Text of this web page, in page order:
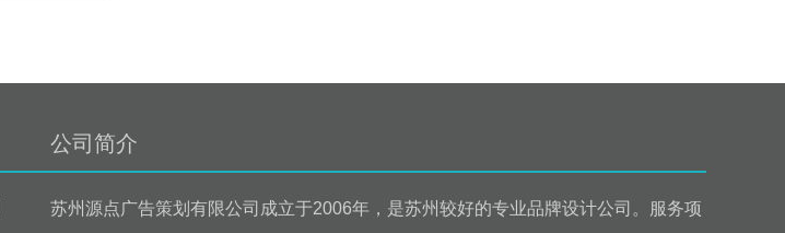
公司简介
苏州源点广告策划有限公司成立于2006年，是苏州较好的专业品牌设计公司。服务项